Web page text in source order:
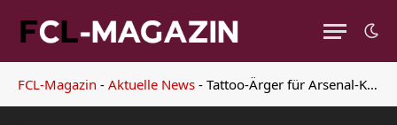
FCL-Magazin - Aktuelle News - Tattoo-Ärger für Arsenal-Kapitän Aubameyang